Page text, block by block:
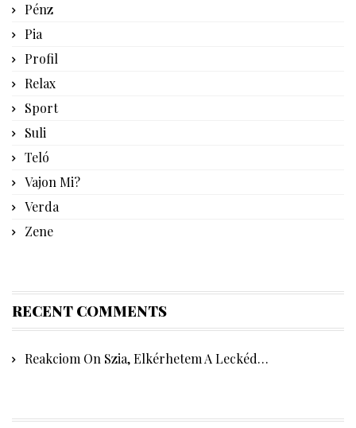
Pénz
Pia
Profil
Relax
Sport
Suli
Teló
Vajon Mi?
Verda
Zene
RECENT COMMENTS
Reakciom On Szia, Elkérhetem A Leckéd…